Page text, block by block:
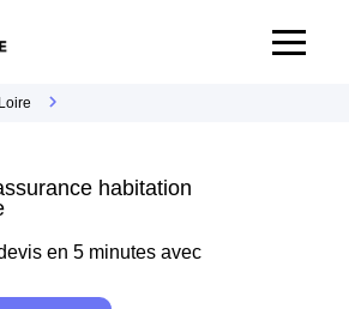
habitation
en 5 minutes avec